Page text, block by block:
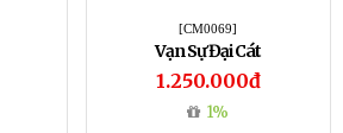
[CM0069]
Vạn Sự Đại Cát
1.250.000đ
1%